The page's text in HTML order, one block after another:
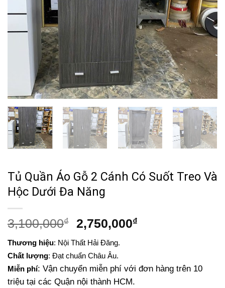
Tủ Quần Áo Gỗ 2 Cánh Có Suốt Treo Và
Hộc Dưới Đa Năng
3,100,000₫
Giá
là:
3,100,000₫.
2,750,000₫Giá
2,750,000₫.
Thương hiệu: Nội Thất Hải Đăng.
Chất lượng: Đạt chuẩn Châu Âu.
Miễn phí: Vận chuyển miễn phí với đơn hàng trên 10
triệu tại các Quận nội thành HCM.